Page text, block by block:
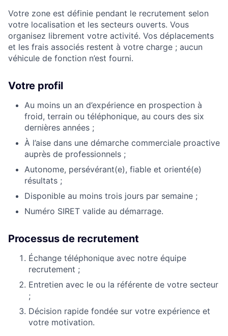
Votre zone est définie pendant le recrutement selon
votre localisation et les secteurs ouverts. Vous
organisez librement votre activité. Vos déplacements
et les frais associés restent à votre charge ; aucun
véhicule de fonction n’est fourni.
Votre profil
Au moins un an d’expérience en prospection à
froid, terrain ou téléphonique, au cours des six
dernières années ;
À l’aise dans une démarche commerciale proactive
auprès de professionnels ;
Autonome, persévérant(e), fiable et orienté(e)
résultats ;
Disponible au moins trois jours par semaine ;
Numéro SIRET valide au démarrage.
Processus de recrutement
Échange téléphonique avec notre équipe
recrutement ;
Entretien avec le ou la référente de votre secteur
;
Décision rapide fondée sur votre expérience et
votre motivation.